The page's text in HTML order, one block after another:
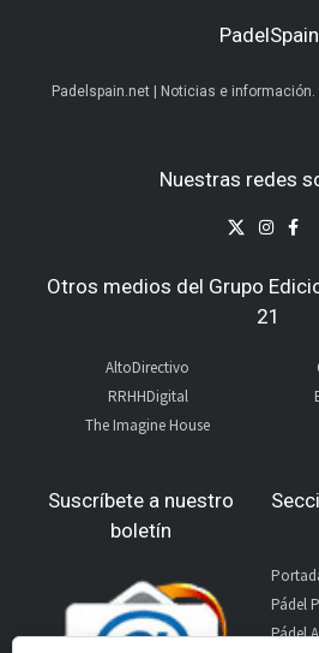
PadelSpain
Padelspain.net | Noticias e información.
Nuestras redes
Otros medios del Grupo
21
AltoDirectivo
RRHHDigital
The Imagine House
Suscríbete a nuestro
boletín
Pádel
Pádel